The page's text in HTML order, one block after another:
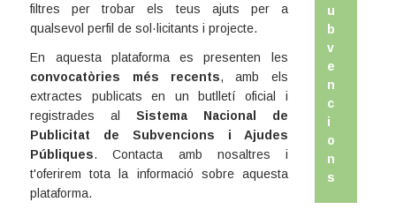
filtres per trobar els teus ajuts per a
qualsevol perfil de sol·licitants i projecte.
En aquesta plataforma es presenten les
convocatòries més recents, amb els
extractes publicats en un butlletí oficial i
registrades al Sistema Nacional de
Publicitat de Subvencions i Ajudes
Públiques. Contacta amb nosaltres i
t'oferirem tota la informació sobre aquesta
plataforma.
u
b
v
e
n
c
i
o
n
s